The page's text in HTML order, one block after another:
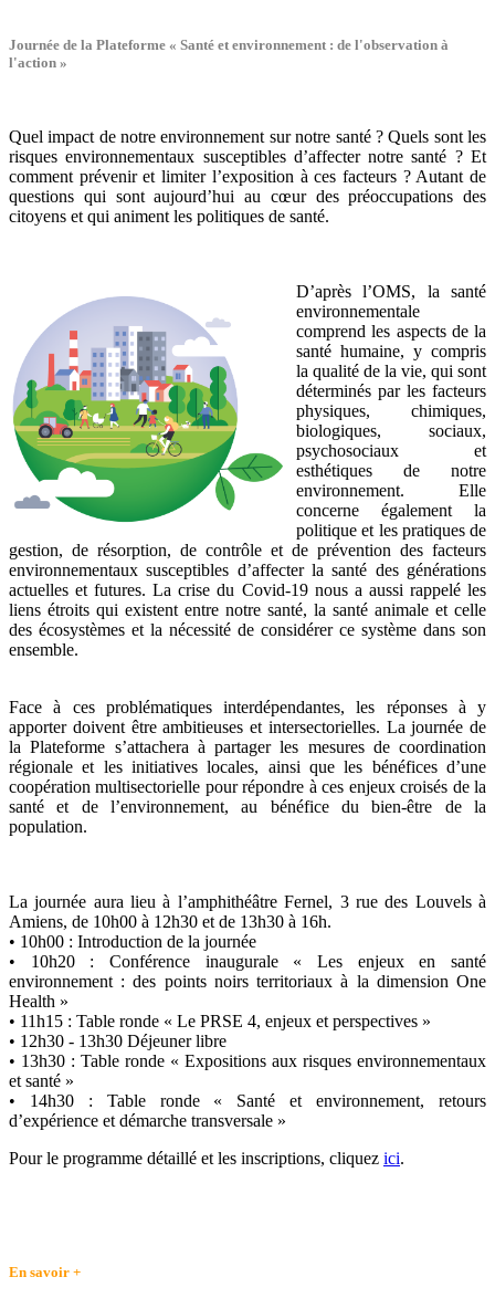
Journée de la Plateforme « Santé et environnement : de l'observation à
l'action »
Quel impact de notre environnement sur notre santé ? Quels sont les
risques environnementaux susceptibles d’affecter notre santé ? Et
comment prévenir et limiter l’exposition à ces facteurs ? Autant de
questions qui sont aujourd’hui au cœur des préoccupations des
citoyens et qui animent les politiques de santé.
D’après l’OMS, la santé
environnementale
comprend les aspects de la
santé humaine, y compris
la qualité de la vie, qui sont
déterminés par les facteurs
physiques, chimiques,
biologiques, sociaux,
psychosociaux et
esthétiques de notre
environnement. Elle
concerne également la
politique et les pratiques de
gestion, de résorption, de contrôle et de prévention des facteurs
environnementaux susceptibles d’affecter la santé des générations
actuelles et futures. La crise du Covid-19 nous a aussi rappelé les
liens étroits qui existent entre notre santé, la santé animale et celle
des écosystèmes et la nécessité de considérer ce système dans son
ensemble.
Face à ces problématiques interdépendantes, les réponses à y
apporter doivent être ambitieuses et intersectorielles. La journée de
la Plateforme s’attachera à partager les mesures de coordination
régionale et les initiatives locales, ainsi que les bénéfices d’une
coopération multisectorielle pour répondre à ces enjeux croisés de la
santé et de l’environnement, au bénéfice du bien-être de la
population.
La journée aura lieu à l’amphithéâtre Fernel, 3 rue des Louvels à
Amiens, de 10h00 à 12h30 et de 13h30 à 16h.
• 10h00 : Introduction de la journée
• 10h20 : Conférence inaugurale « Les enjeux en santé
environnement : des points noirs territoriaux à la dimension One
Health »
• 11h15 : Table ronde « Le PRSE 4, enjeux et perspectives »
• 12h30 - 13h30 Déjeuner libre
• 13h30 : Table ronde « Expositions aux risques environnementaux
et santé »
• 14h30 : Table ronde « Santé et environnement, retours
d’expérience et démarche transversale »
Pour le programme détaillé et les inscriptions, cliquez ici.
En savoir +